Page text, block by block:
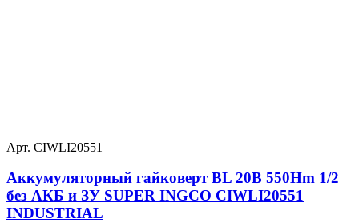
Арт. CIWLI20551
Аккумуляторный гайковерт BL 20В 550Hm 1/2
без АКБ и ЗУ SUPER INGCO CIWLI20551
INDUSTRIAL